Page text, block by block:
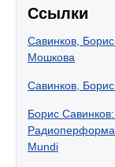
Ссылки
Савинков,
Мошкова
Савинков,
Борис Савинков:
Mundi